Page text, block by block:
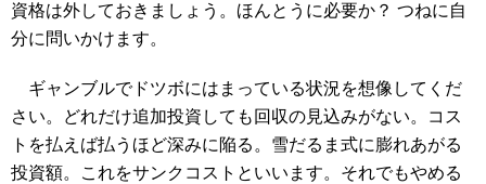
資格は外しておきましょう。ほんとうに必要か？ つねに自
分に問いかけます。
ギャンブルでドツボにはまっている状況を想像してくだ
さい。どれだけ追加投資しても回収の見込みがない。コス
トを払えば払うほど深みに陥る。雪だるま式に膨れあがる
投資額。これをサンクコストといいます。それでもやめる